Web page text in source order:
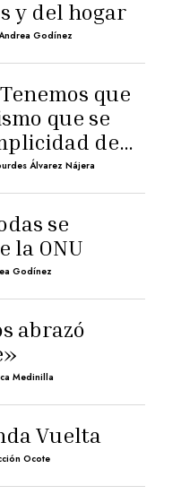
y del hogar
Godínez
que
que se
de
Álvarez Nájera
se
la ONU
Godínez
abrazó
Medinilla
Vuelta
Ocote